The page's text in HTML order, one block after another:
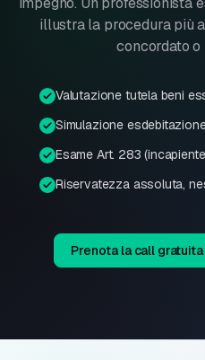
illustra la procedura più
concordato o
Valutazione tutela beni
Simulazione
Esame Art. 283
Riservatezza assoluta,
Prenota la call